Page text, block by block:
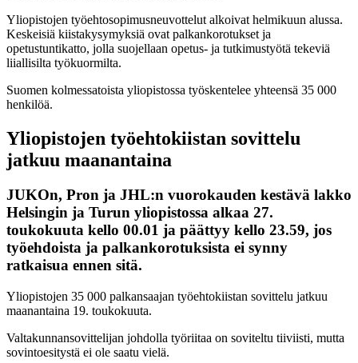
Yliopistojen työehtosopimusneuvottelut alkoivat helmikuun alussa.
Keskeisiä kiistakysymyksiä ovat palkankorotukset ja
opetustuntikatto, jolla suojellaan opetus-​ ja tutkimustyötä tekeviä
liiallisilta työkuormilta.
Suomen kolmessatoista yliopistossa työskentelee yhteensä 35 000
henkilöä.
Yliopistojen työehtokiistan sovittelu
jatkuu maanantaina
JUKOn, Pron ja JHL:n vuorokauden kestävä lakko
Helsingin ja Turun yliopistossa alkaa 27.
toukokuuta kello 00.01 ja päättyy kello 23.59, jos
työehdoista ja palkankorotuksista ei synny
ratkaisua ennen sitä.
Yliopistojen 35 000 palkansaajan työehtokiistan sovittelu jatkuu
maanantaina 19. toukokuuta.
Valtakunnansovittelijan johdolla työriitaa on soviteltu tiiviisti, mutta
sovintoesitystä ei ole saatu vielä.